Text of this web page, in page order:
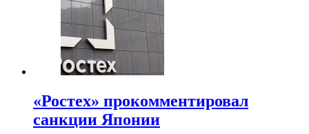
«Ростех» прокомментировал
санкции Японии